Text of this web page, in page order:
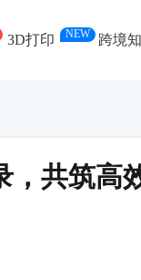
3D打印 NEW 跨境
，共筑高